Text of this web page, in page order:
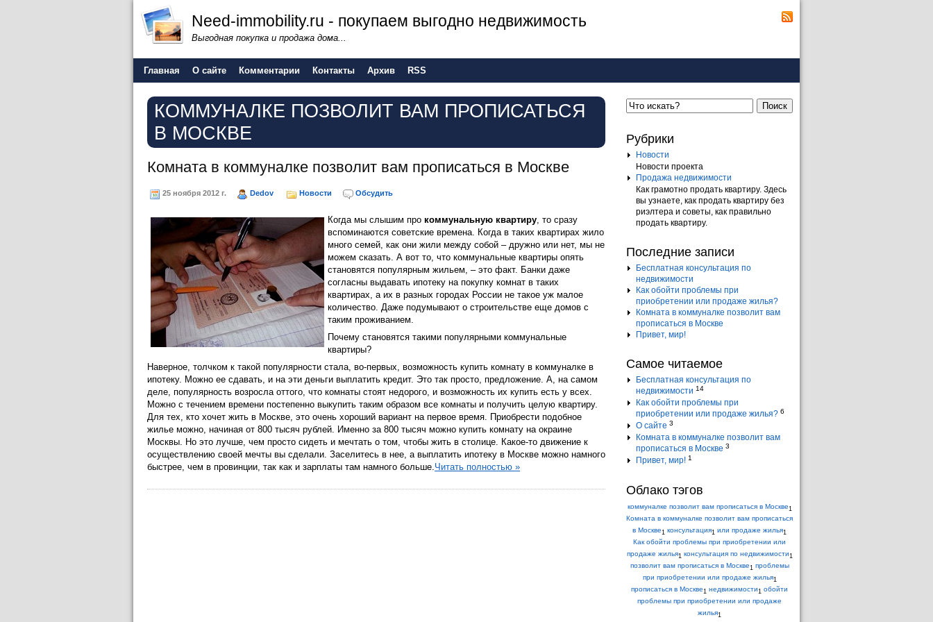
Need-immobility.ru - покупаем выгодно недвижимость
Выгодная покупка и продажа дома...
Главная О сайте Комментарии Контакты Архив RSS
КОММУНАЛКЕ ПОЗВОЛИТ ВАМ ПРОПИСАТЬСЯ
В МОСКВЕ
Комната в коммуналке позволит вам прописаться в Москве
25 ноября 2012 г. Dedov Новости Обсудить
Когда мы слышим про коммунальную квартиру, то сразу
вспоминаются советские времена. Когда в таких квартирах жило
много семей, как они жили между собой – дружно или нет, мы не
можем сказать. А вот то, что коммунальные квартиры опять
становятся популярным жильем, – это факт. Банки даже
согласны выдавать ипотеку на покупку комнат в таких
квартирах, а их в разных городах России не такое уж малое
количество. Даже подумывают о строительстве еще домов с
таким проживанием.
Почему становятся такими популярными коммунальные
квартиры?
Наверное, толчком к такой популярности стала, во-первых, возможность купить комнату в коммуналке в
ипотеку. Можно ее сдавать, и на эти деньги выплатить кредит. Это так просто, предложение. А, на самом
деле, популярность возросла оттого, что комнаты стоят недорого, и возможность их купить есть у всех.
Можно с течением времени постепенно выкупить таким образом все комнаты и получить целую квартиру.
Для тех, кто хочет жить в Москве, это очень хороший вариант на первое время. Приобрести подобное
жилье можно, начиная от 800 тысяч рублей. Именно за 800 тысяч можно купить комнату на окраине
Москвы. Но это лучше, чем просто сидеть и мечтать о том, чтобы жить в столице. Какое-то движение к
осуществлению своей мечты вы сделали. Заселитесь в нее, а выплатить ипотеку в Москве можно намного
быстрее, чем в провинции, так как и зарплаты там намного больше.Читать полностью »
Поиск
Рубрики
Новости
Новости проекта
Продажа недвижимости
Как грамотно продать квартиру. Здесь
вы узнаете, как продать квартиру без
риэлтера и советы, как правильно
продать квартиру.
Последние записи
Бесплатная консультация по
недвижимости
Как обойти проблемы при
приобретении или продаже жилья?
Комната в коммуналке позволит вам
прописаться в Москве
Привет, мир!
Самое читаемое
Бесплатная консультация по
недвижимости 14
Как обойти проблемы при
приобретении или продаже жилья? 6
О сайте 3
Комната в коммуналке позволит вам
прописаться в Москве 3
Привет, мир! 1
Облако тэгов
коммуналке позволит вам прописаться в Москве1
Комната в коммуналке позволит вам прописаться
в Москве1 консультация1 или продаже жилья1
Как обойти проблемы при приобретении или
продаже жилья1 консультация по недвижимости1
позволит вам прописаться в Москве1 проблемы
при приобретении или продаже жилья1
прописаться в Москве1 недвижимости1 обойти
проблемы при приобретении или продаже
жилья1